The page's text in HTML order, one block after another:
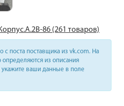
86 (261 товаров)
поста поставщика из vk.com. На
из описания
укажите ваши данные в поле